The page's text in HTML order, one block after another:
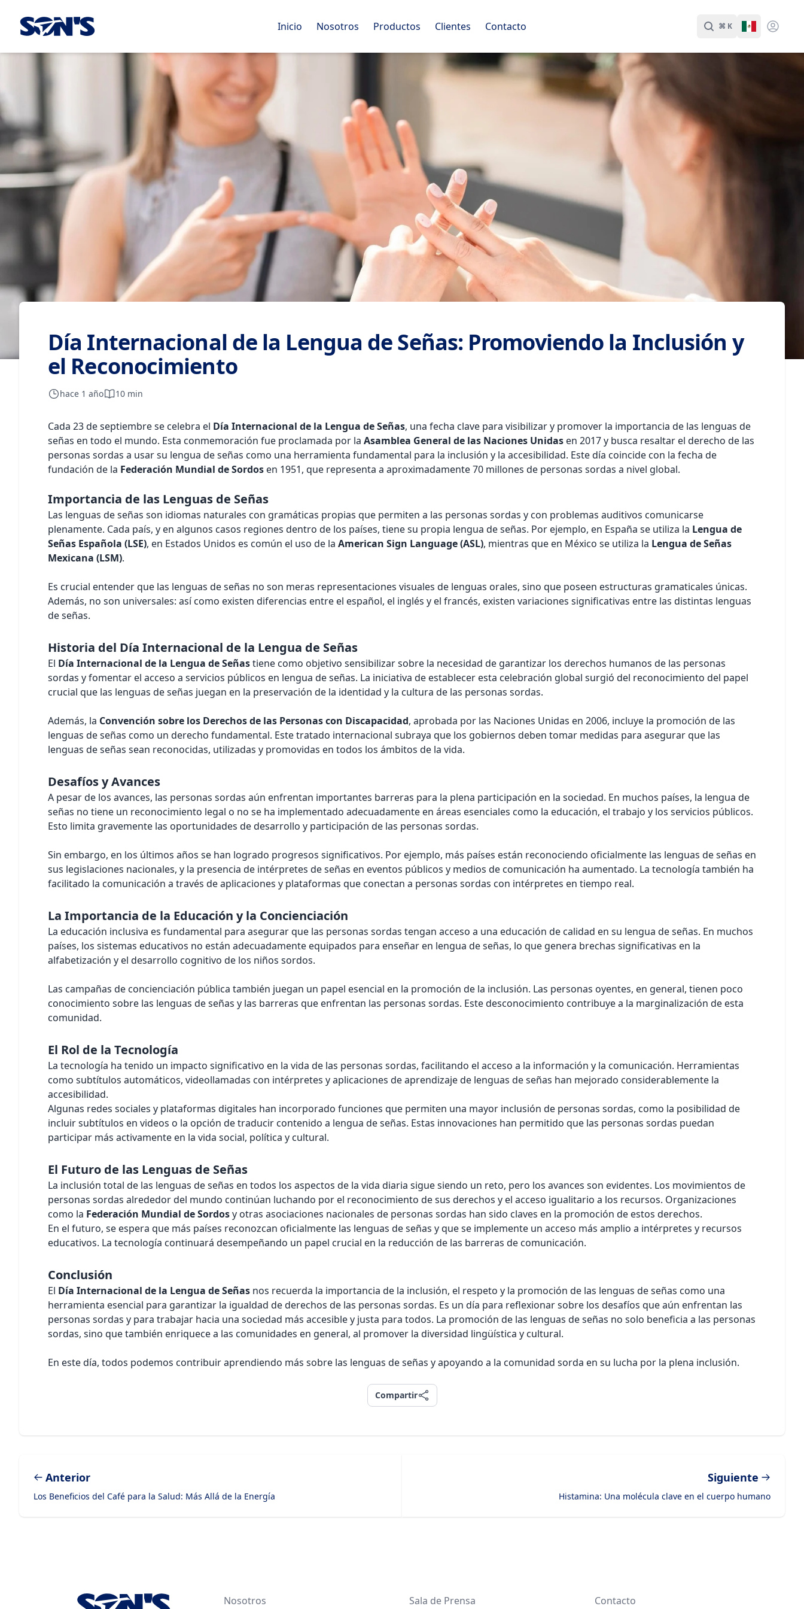
Laboratorios Química Son's Inicio Nosotros Productos Clientes Contacto Buscar
⌘ K Cambiar
Día Internacional de la Lengua de Señas: Promoviendo la Inclusión y
el Reconocimiento
hace 1 año 10 min
Cada 23 de septiembre se celebra el Día Internacional de la Lengua de Señas, una fecha clave para visibilizar y promover la importancia de las lenguas de
señas en todo el mundo. Esta conmemoración fue proclamada por la Asamblea General de las Naciones Unidas en 2017 y busca resaltar el derecho de las
personas sordas a usar su lengua de señas como una herramienta fundamental para la inclusión y la accesibilidad. Este día coincide con la fecha de
fundación de la Federación Mundial de Sordos en 1951, que representa a aproximadamente 70 millones de personas sordas a nivel global.
Importancia de las Lenguas de Señas
Las lenguas de señas son idiomas naturales con gramáticas propias que permiten a las personas sordas y con problemas auditivos comunicarse
plenamente. Cada país, y en algunos casos regiones dentro de los países, tiene su propia lengua de señas. Por ejemplo, en España se utiliza la Lengua de
Señas Española (LSE), en Estados Unidos es común el uso de la American Sign Language (ASL), mientras que en México se utiliza la Lengua de Señas
Mexicana (LSM).
Es crucial entender que las lenguas de señas no son meras representaciones visuales de lenguas orales, sino que poseen estructuras gramaticales únicas.
Además, no son universales: así como existen diferencias entre el español, el inglés y el francés, existen variaciones significativas entre las distintas lenguas
de señas.
Historia del Día Internacional de la Lengua de Señas
El Día Internacional de la Lengua de Señastiene como objetivo sensibilizar sobre la necesidad de garantizar los derechos humanos de las personas
sordas y fomentar el acceso a servicios públicos en lengua de señas. La iniciativa de establecer esta celebración global surgió del reconocimiento del papel
crucial que las lenguas de señas juegan en la preservación de la identidad y la cultura de las personas sordas.
Además, la Convención sobre los Derechos de las Personas con Discapacidad, aprobada por las Naciones Unidas en 2006, incluye la promoción de las
lenguas de señas como un derecho fundamental. Este tratado internacional subraya que los gobiernos deben tomar medidas para asegurar que las
lenguas de señas sean reconocidas, utilizadas y promovidas en todos los ámbitos de la vida.
Desafíos y Avances
A pesar de los avances, las personas sordas aún enfrentan importantes barreras para la plena participación en la sociedad. En muchos países, la lengua de
señas no tiene un reconocimiento legal o no se ha implementado adecuadamente en áreas esenciales como la educación, el trabajo y los servicios públicos.
Esto limita gravemente las oportunidades de desarrollo y participación de las personas sordas.
Sin embargo, en los últimos años se han logrado progresos significativos. Por ejemplo, más países están reconociendo oficialmente las lenguas de señas en
sus legislaciones nacionales, y la presencia de intérpretes de señas en eventos públicos y medios de comunicación ha aumentado. La tecnología también ha
facilitado la comunicación a través de aplicaciones y plataformas que conectan a personas sordas con intérpretes en tiempo real.
La Importancia de la Educación y la Concienciación
La educación inclusiva es fundamental para asegurar que las personas sordas tengan acceso a una educación de calidad en su lengua de señas. En muchos
países, los sistemas educativos no están adecuadamente equipados para enseñar en lengua de señas, lo que genera brechas significativas en la
alfabetización y el desarrollo cognitivo de los niños sordos.
Las campañas de concienciación pública también juegan un papel esencial en la promoción de la inclusión. Las personas oyentes, en general, tienen poco
conocimiento sobre las lenguas de señas y las barreras que enfrentan las personas sordas. Este desconocimiento contribuye a la marginalización de esta
comunidad.
El Rol de la Tecnología
La tecnología ha tenido un impacto significativo en la vida de las personas sordas, facilitando el acceso a la información y la comunicación. Herramientas
como subtítulos automáticos, videollamadas con intérpretes y aplicaciones de aprendizaje de lenguas de señas han mejorado considerablemente la
accesibilidad.
Algunas redes sociales y plataformas digitales han incorporado funciones que permiten una mayor inclusión de personas sordas, como la posibilidad de
incluir subtítulos en videos o la opción de traducir contenido a lengua de señas. Estas innovaciones han permitido que las personas sordas puedan
participar más activamente en la vida social, política y cultural.
El Futuro de las Lenguas de Señas
La inclusión total de las lenguas de señas en todos los aspectos de la vida diaria sigue siendo un reto, pero los avances son evidentes. Los movimientos de
personas sordas alrededor del mundo continúan luchando por el reconocimiento de sus derechos y el acceso igualitario a los recursos. Organizaciones
como la Federación Mundial de Sordosy otras asociaciones nacionales de personas sordas han sido claves en la promoción de estos derechos.
En el futuro, se espera que más países reconozcan oficialmente las lenguas de señas y que se implemente un acceso más amplio a intérpretes y recursos
educativos. La tecnología continuará desempeñando un papel crucial en la reducción de las barreras de comunicación.
Conclusión
El Día Internacional de la Lengua de Señas nos recuerda la importancia de la inclusión, el respeto y la promoción de las lenguas de señas como una
herramienta esencial para garantizar la igualdad de derechos de las personas sordas. Es un día para reflexionar sobre los desafíos que aún enfrentan las
personas sordas y para trabajar hacia una sociedad más accesible y justa para todos. La promoción de las lenguas de señas no solo beneficia a las personas
sordas, sino que también enriquece a las comunidades en general, al promover la diversidad lingüística y cultural.
En este día, todos podemos contribuir aprendiendo más sobre las lenguas de señas y apoyando a la comunidad sorda en su lucha por la plena inclusión.
Compartir
Compartir
Anterior
Los Beneficios del Café para la Salud: Más Allá de la Energía
Siguiente
Histamina: Una molécula clave en el cuerpo humano
Nosotros Sala de Prensa Contacto